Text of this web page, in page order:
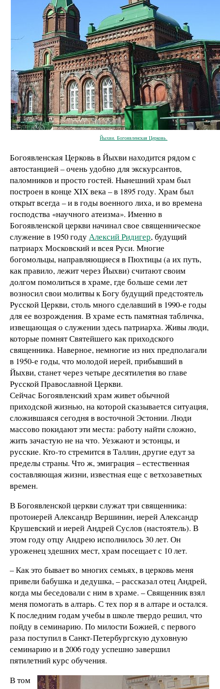
Йыхви. Богоявленская Церковь.
Богоявленская Церковь в Йыхви находится рядом с
автостанцией – очень удобно для экскурсантов,
паломников и просто гостей. Нынешний храм был
построен в конце XIX века – в 1895 году. Храм был
открыт всегда – и в годы военного лиха, и во времена
господства «научного атеизма». Именно в
Богоявленской церкви начинал свое священническое
служение в 1950 годуАлексий Ридигер, будущий
патриарх Московский и всея Руси. Многие
богомольцы, направляющиеся в Пюхтицы (а их путь,
как правило, лежит через Йыхви) считают своим
долгом помолиться в храме, где больше семи лет
возносил свои молитвы к Богу будущий предстоятель
Русской Церкви, столь много сделавший в 1990-е годы
для ее возрождения. В храме есть памятная табличка,
извещающая о служении здесь патриарха. Живы люди,
которые помнят Святейшего как приходского
священника. Наверное, немногие из них предполагали
в 1950-е годы, что молодой иерей, прибывший в
Йыхви, станет через четыре десятилетия во главе
Русской Православной Церкви.
Сейчас Богоявленский храм живет обычной
приходской жизнью, на которой сказывается ситуация,
сложившаяся сегодня в восточной Эстонии. Люди
массово покидают эти места: работу найти сложно,
жить зачастую не на что. Уезжают и эстонцы, и
русские. Кто-то стремится в Таллин, другие едут за
пределы страны. Что ж, эмиграция – естественная
составляющая жизни, известная еще с ветхозаветных
времен.
В Богоявленской церкви служат три священника:
протоиерей Александр Вершинин, иерей Александр
Крушевский и иерей Андрей Суслов (настоятель). В
этом году отцу Андрею исполнилось 30 лет. Он
уроженец здешних мест, храм посещает с 10 лет.
– Как это бывает во многих семьях, в церковь меня
привели бабушка и дедушка, – рассказал отец Андрей,
когда мы беседовали с ним в храме. – Священник взял
меня помогать в алтарь. С тех пор я в алтаре и остался.
К последним годам учебы в школе твердо решил, что
пойду в семинарию. По милости Божией, с первого
раза поступил в Санкт-Петербургскую духовную
семинарию и в 2006 году успешно завершил
пятилетний курс обучения.
В том